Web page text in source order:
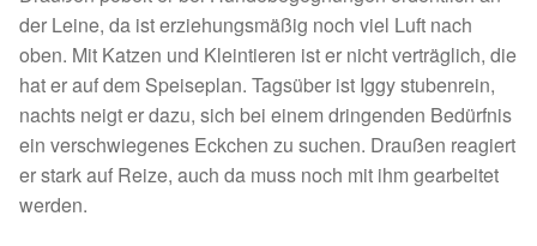
Spenden 2022
Juli bis Dezember 2022
Januar bis Juni 2022
der Leine, da ist erziehungsmäßig noch viel Luft nach
oben. Mit Katzen und Kleintieren ist er nicht verträglich, die
hat er auf dem Speiseplan. Tagsüber ist Iggy stubenrein,
nachts neigt er dazu, sich bei einem dringenden Bedürfnis
ein verschwiegenes Eckchen zu suchen. Draußen reagiert
er stark auf Reize, auch da muss noch mit ihm gearbeitet
werden.